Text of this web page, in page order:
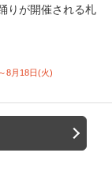
りが開催される札
8月18日(火)